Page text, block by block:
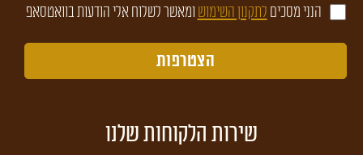
הנני מסכים לתקנון השימוש ומאשר לשלוח אלי הודעות בוואטסאפ
שירות הלקוחות שלנו